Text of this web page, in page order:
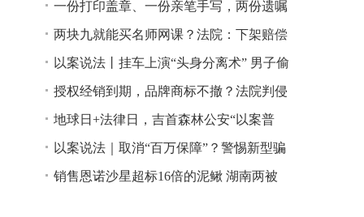
一份打印盖章、一份亲笔手写，两份遗嘱
谁说了算？
两块九就能买名师网课？法院：下架赔偿
以案说法丨挂车上演“头身分离术” 男子偷
逃高速通行费获刑
授权经销到期，品牌商标不撤？法院判侵
权！
地球日+法律日，吉首森林公安“以案普
法”
以案说法｜取消“百万保障”？警惕新型骗
局！
销售恩诺沙星超标16倍的泥鳅 湖南两被